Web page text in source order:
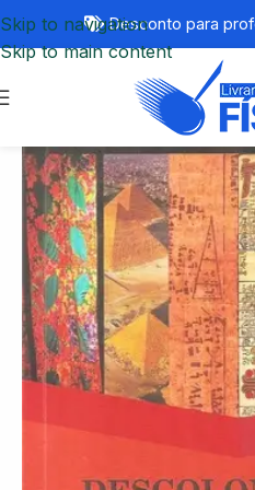
Skip to navigation
Skip to main content
Desconto para